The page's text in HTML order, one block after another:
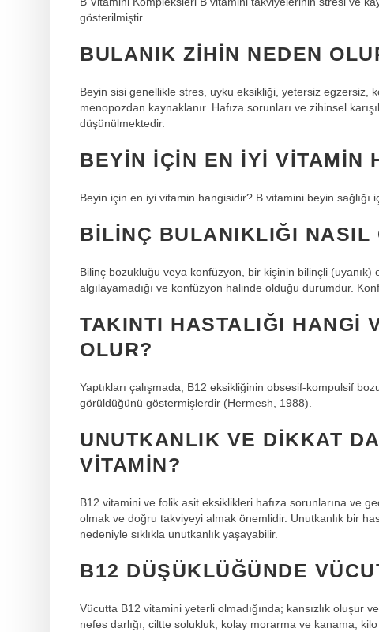
gösterilmiştir.
BULANIK ZIHIN NEDEN
Beyin sisi genellikle stres, uyku eksikliği, yetersiz egzersiz,
menopozdan kaynaklanır. Hafıza sorunları ve zihinsel
düşünülmektedir.
BEYIN IÇIN EN IYI VITAMIN
Beyin için en iyi vitamin hangisidir? B vitamini beyin sağlığı
BILINÇ BULANIKLIĞI NASIL
Bilinç bozukluğu veya konfüzyon, bir kişinin bilinçli
algılayamadığı ve konfüzyon halinde olduğu durumdur.
TAKINTI HASTALIĞI HANGI
OLUR?
Yaptıkları çalışmada, B12 eksikliğinin obsesif-kompulsif
görüldüğünü göstermişlerdir (Hermesh, 1988).
UNUTKANLIK VE DIKKAT
VITAMIN?
B12 vitamini ve folik asit eksiklikleri hafıza sorunlarına ve
olmak ve doğru takviyeyi almak önemlidir. Unutkanlık bir
nedeniyle sıklıkla unutkanlık yaşayabilir.
B12 DÜŞÜKLÜĞÜNDE
Vücutta B12 vitamini yeterli olmadığında; kansızlık oluşur
nefes darlığı, ciltte solukluk, kolay morarma ve kanama,